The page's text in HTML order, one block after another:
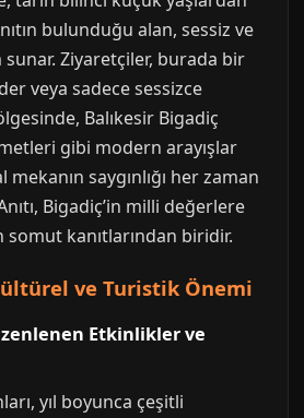
bulunduğu alan, sessiz ve
Ziyaretçiler, burada bir
veya sadece sessizce
Balıkesir Bigadiç
gibi modern arayışlar
saygınlığı her zaman
Bigadiç’in milli değerlere
kanıtlarından biridir.
ve Turistik Önemi
Etkinlikler ve
yıl boyunca çeşitli